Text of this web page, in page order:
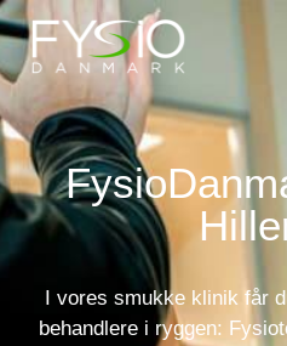
I vores smukke klinik får
behandlere i ryggen: